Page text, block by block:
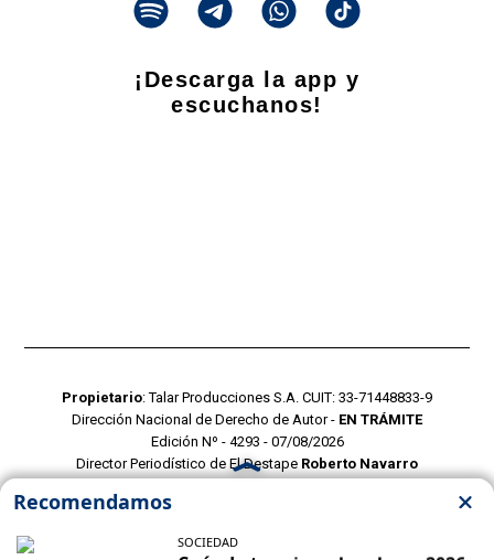
¡Descarga la app y
escuchanos!
Propietario: Talar Producciones S.A. CUIT: 33-71448833-9
Dirección Nacional de Derecho de Autor - EN TRÁMITE
Edición Nº - 4293 - 07/08/2026
Director Periodístico de El Destape Roberto Navarro
POLITICAS DE PRIVACIDAD